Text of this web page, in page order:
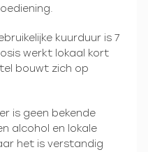
kuurduur is 7
werkt lokaal kort
bouwt zich op
is geen bekende
alcohol en lokale
het is verstandig